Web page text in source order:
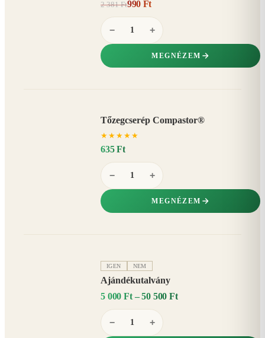
2 381 Ft990 Ft
− +
MEGNÉZEM
Tőzegcserép Compastor®
★ ★ ★ ★ ★
635 Ft
− +
MEGNÉZEM
IGEN NEM
Ajándékutalvány
5 000 Ft – 50 500 Ft
− +